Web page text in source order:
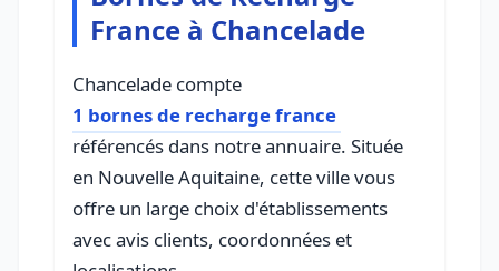
France à Chancelade
Chancelade compte
1 bornes de recharge france
référencés dans notre annuaire. Située
en Nouvelle Aquitaine, cette ville vous
offre un large choix d'établissements
avec avis clients, coordonnées et